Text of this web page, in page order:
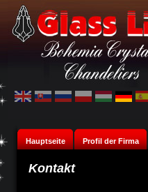
Hauptseite Profil der Firma
Kontakt